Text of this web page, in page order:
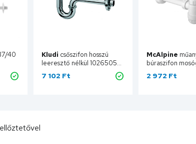
HL137/40 Kludi csőszifon hosszú
leeresztő nélkül 1026505-
7 102 Ft
McAlpine
búraszifon
csatlakozóval,
oldható
2 972 Ft